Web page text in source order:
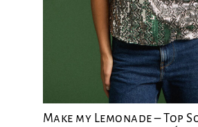
Make my Lemonade – Top